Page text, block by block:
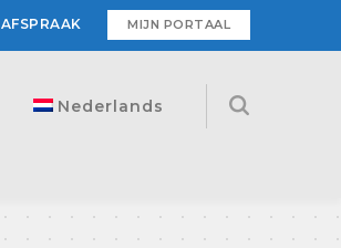
AFSPRAAK MIJN PORTAAL
Nederlands